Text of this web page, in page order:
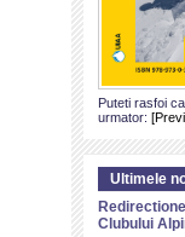
Puteti rasfoi
urmator:
Ultimele
Clubului